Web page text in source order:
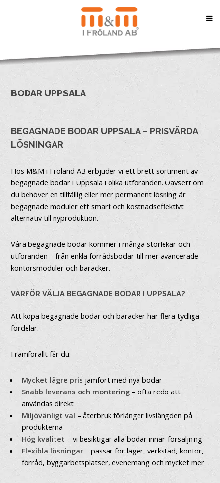
BODAR UPPSALA
BEGAGNADE BODAR UPPSALA – PRISVÄRDA
LÖSNINGAR
Hos M&M i Fröland AB erbjuder vi ett brett sortiment av
begagnade bodar i Uppsala i olika utföranden. Oavsett om
du behöver en tillfällig eller mer permanent lösning är
begagnade moduler ett smart och kostnadseffektivt
alternativ till nyproduktion.
Våra begagnade bodar kommer i många storlekar och
utföranden – från enkla förrådsbodar till mer avancerade
kontorsmoduler och baracker.
VARFÖR VÄLJA BEGAGNADE BODAR I UPPSALA?
Att köpa begagnade bodar och baracker har flera tydliga
fördelar.
Framförallt får du:
Mycket lägre pris jämfört med nya bodar
Snabb leverans och montering– ofta redo att
användas direkt
Miljövänligt val – återbruk förlänger livslängden på
produkterna
Hög kvalitet – vi besiktigar alla bodar innan försäljning
Flexibla lösningar– passar för lager, verkstad, kontor,
förråd, byggarbetsplatser, evenemang och mycket mer